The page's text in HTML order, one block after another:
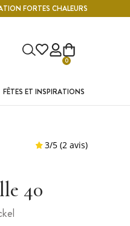
FORTES CHALEURS
0
FÊTES ET INSPIRATIONS
40